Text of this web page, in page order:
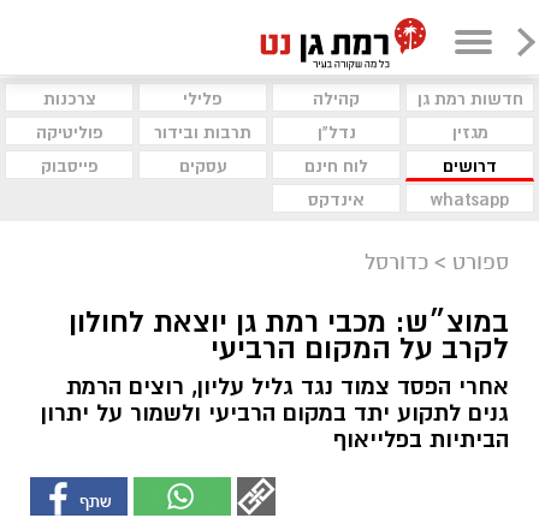
חדשות רמת גן קהילה פלילי
צרכנות
מגזין
נדל"ן תרבות ובידור
פוליטיקה
דרושים
לוח חינם עסקים
פייסבוק
whatsapp
אינדקס
ספורט > כדורסל
במוצ״ש: מכבי רמת גן יוצאת לחולון
לקרב על המקום הרביעי
אחרי הפסד צמוד נגד גליל עליון, רוצים הרמת
גנים לתקוע יתד במקום הרביעי ולשמור על יתרון
הביתיות בפלייאוף